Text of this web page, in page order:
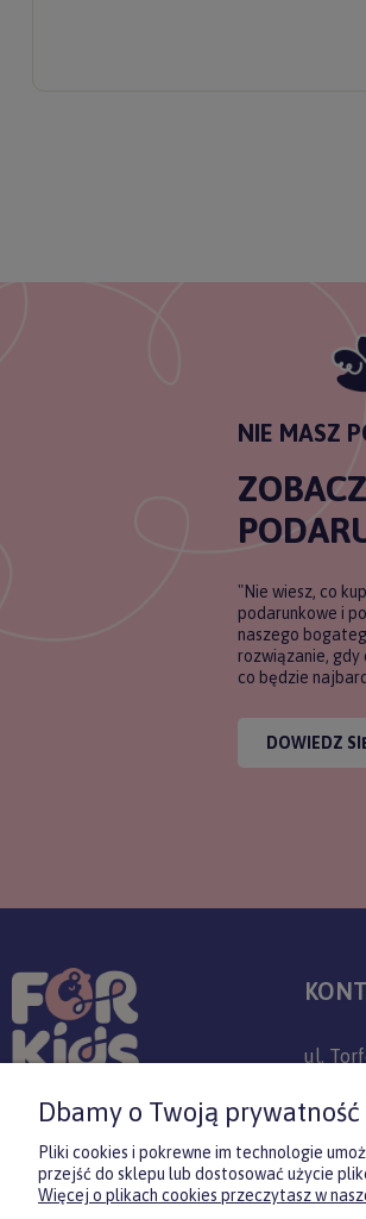
NIE MASZ
"Nie wiesz, co
podarunkowe i
naszego
rozwiązanie, gdy
co będzie
DOWIEDZ
ul.
Dbamy o Twoją prywatność
Pliki cookies i pokrewne im technologie
przejść do sklepu lub dostosować użycie
Więcej o plikach cookies przeczytasz w